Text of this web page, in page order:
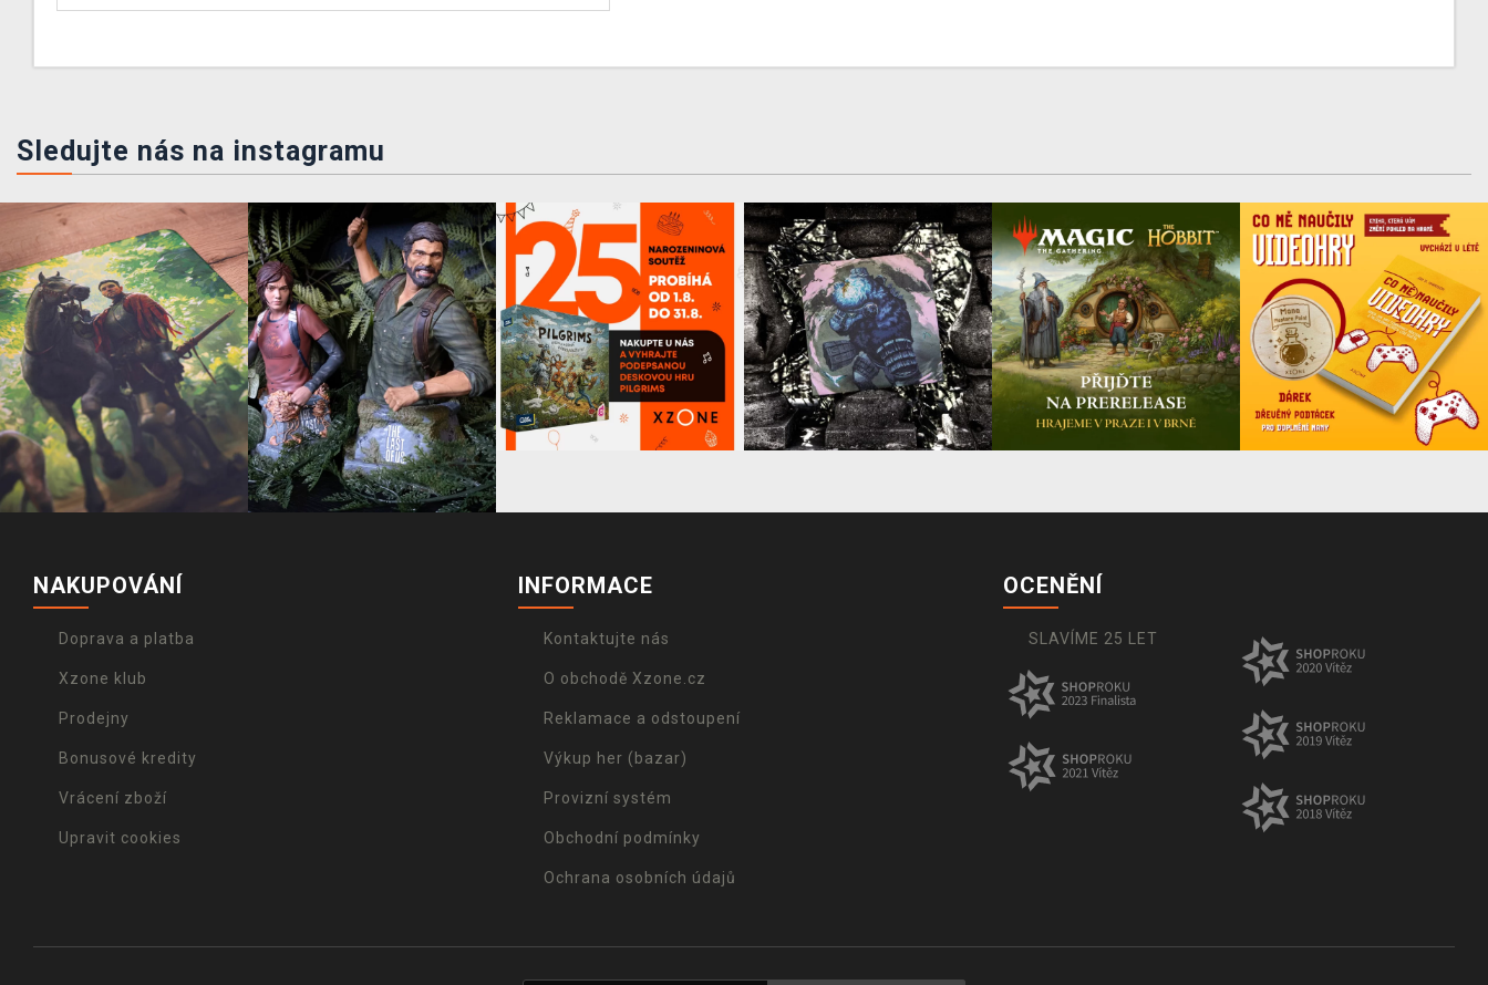
Sledujte nás na instagramu
NAKUPOVÁNÍ
Doprava a platba
Xzone klub
Prodejny
Bonusové kredity
Vrácení zboží
Upravit cookies
INFORMACE
Kontaktujte nás
O obchodě Xzone.cz
Reklamace a odstoupení
Výkup her (bazar)
Provizní systém
Obchodní podmínky
Ochrana osobních údajů
OCENĚNÍ
SLAVÍME 25 LET